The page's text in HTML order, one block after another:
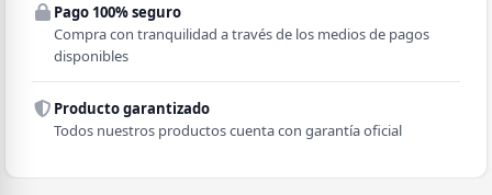
Comuna
Pago 100% seguro
Compra con tranquilidad a través de los medios de pagos
disponibles
Producto garantizado
Todos nuestros productos cuenta con garantía oficial